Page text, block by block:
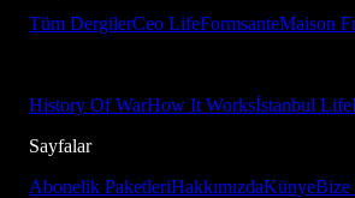
Tüm DergilerCeo LifeFormsanteMaison
History Of WarHow It Worksİstanbul Life
Sayfalar
Abonelik PaketleriHakkımızdaKünyeBize